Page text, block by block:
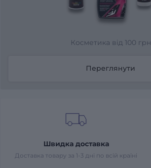
Косметика від 100 грн
Переглянути
Швидка доставка
Доставка товару за 1-3 дні по всій країні